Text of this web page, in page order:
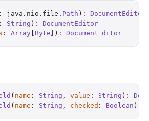
: java.nio.file. Path ) :
DocumentEditor
: String ) :
DocumentEditor
: Array Byte ]) : DocumentEditor
( name : String , value : String ) :
( name : String , checked : Boolean )